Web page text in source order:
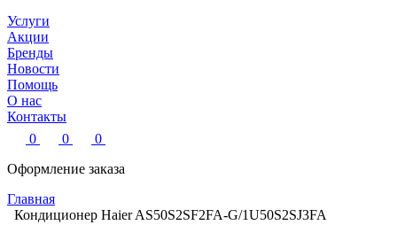
Услуги
Акции
Бренды
Новости
Помощь
О нас
Контакты
0
0
0
Оформление заказа
Главная
Кондиционер Haier AS50S2SF2FA-G/1U50S2SJ3FA